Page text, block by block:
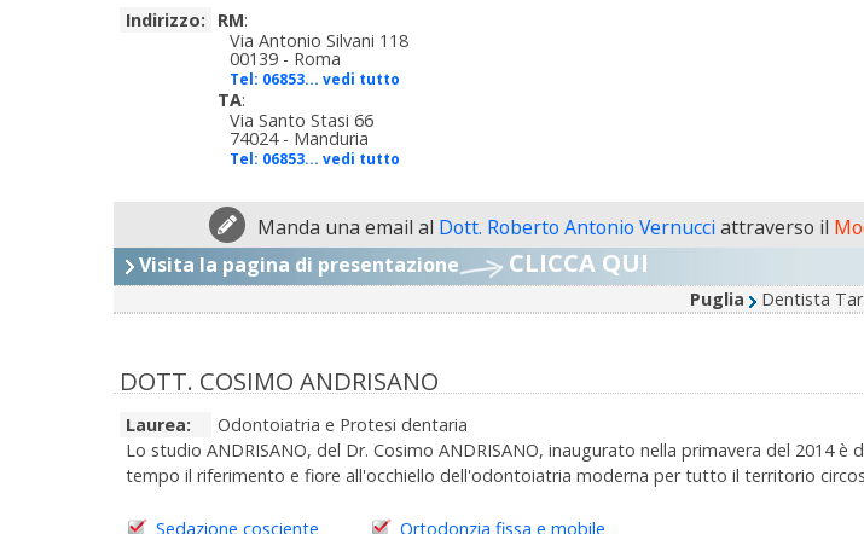
Indirizzo:
RM:
Via Antonio Silvani 118
00139 - Roma
Tel: 06853... vedi tutto
TA:
Via Santo Stasi 66
74024 - Manduria
Tel: 06853... vedi tutto
Manda una email al Dott. Roberto Antonio Vernucci attraverso il
Visita la pagina di presentazione
CLICCA QUI
Puglia Dentista
DOTT. COSIMO ANDRISANO
Laurea:
Odontoiatria e Protesi dentaria
Lo studio ANDRISANO, del Dr. Cosimo ANDRISANO, inaugurato nella primavera del 2014 è
tempo il riferimento e fiore all'occhiello dell'odontoiatria moderna per tutto il territorio
Sedazione cosciente Ortodonzia fissa e mobile